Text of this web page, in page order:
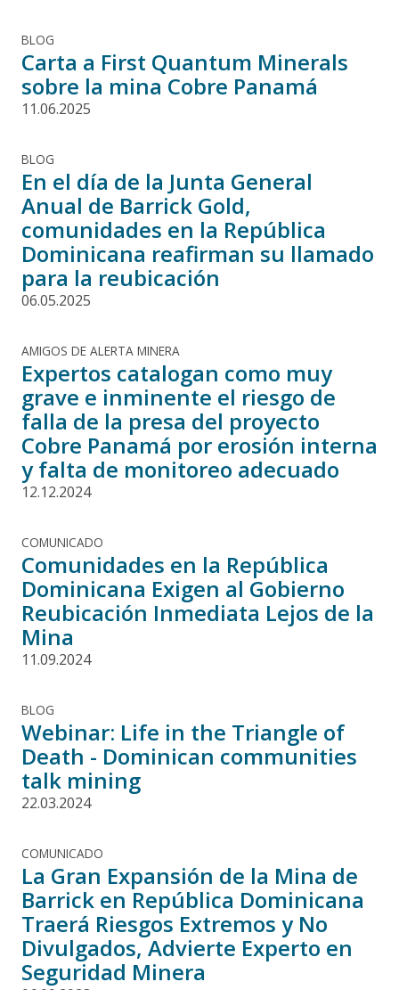
BLOG
Carta a First Quantum Minerals
sobre la mina Cobre Panamá
11.06.2025
BLOG
En el día de la Junta General
Anual de Barrick Gold,
comunidades en la República
Dominicana reafirman su llamado
para la reubicación
06.05.2025
AMIGOS DE ALERTA MINERA
Expertos catalogan como muy
grave e inminente el riesgo de
falla de la presa del proyecto
Cobre Panamá por erosión interna
y falta de monitoreo adecuado
12.12.2024
COMUNICADO
Comunidades en la República
Dominicana Exigen al Gobierno
Reubicación Inmediata Lejos de la
Mina
11.09.2024
BLOG
Webinar: Life in the Triangle of
Death - Dominican communities
talk mining
22.03.2024
COMUNICADO
La Gran Expansión de la Mina de
Barrick en República Dominicana
Traerá Riesgos Extremos y No
Divulgados, Advierte Experto en
Seguridad Minera